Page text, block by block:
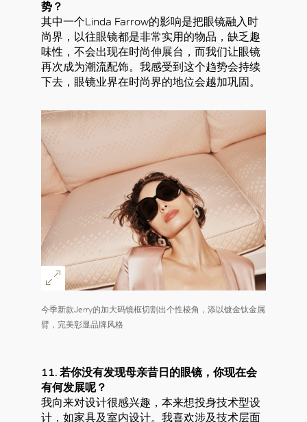
势？
其中一个Linda Farrow的影响是把眼镜融入时
尚界，以往眼镜都是非常实用的物品，缺乏趣
味性，不会出现在时尚伸展台，而我们让眼镜
再次成为潮流配饰。我感受到这个趋势会持续
下去，眼镜业界在时尚界的地位会越加巩固。
今季新款Jerry的加大码镜框切割出个性棱角，添以镀金钛金属
臂，完美彰显品牌风格
11. 若你没有发现母亲昔日的眼镜，你现在会
有何发展呢？
我向来对设计很感兴趣，本来想投身技术型设
计，如家具及室内设计。我喜欢涉及技术层面
好